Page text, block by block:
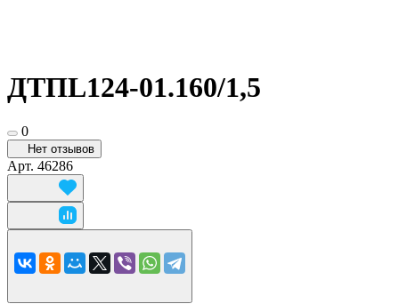
ДТПL124-01.160/1,5
0
Нет отзывов
Арт. 46286